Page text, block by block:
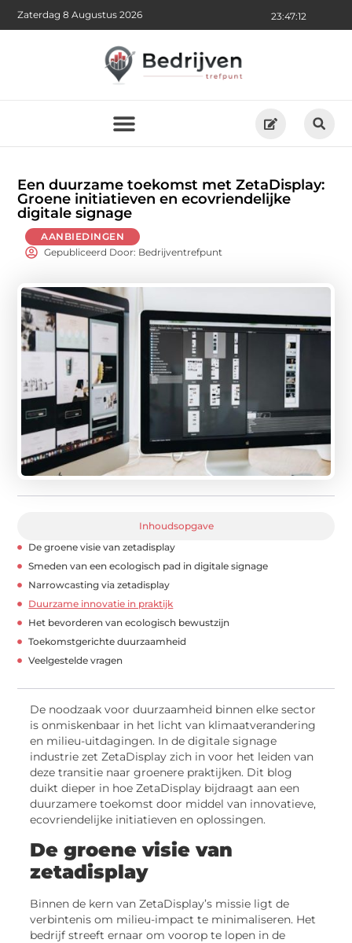
23:47:14
Zaterdag 8 Augustus 2026
Een duurzame toekomst met ZetaDisplay:
Groene initiatieven en ecovriendelijke
digitale signage
AANBIEDINGEN
Gepubliceerd Door: Bedrijventrefpunt
Inhoudsopgave
De groene visie van zetadisplay
Smeden van een ecologisch pad in digitale signage
Narrowcasting via zetadisplay
Duurzame innovatie in praktijk
Het bevorderen van ecologisch bewustzijn
Toekomstgerichte duurzaamheid
Veelgestelde vragen
De noodzaak voor duurzaamheid binnen elke sector
is onmiskenbaar in het licht van klimaatverandering
en milieu-uitdagingen. In de digitale signage
industrie zet ZetaDisplay zich in voor het leiden van
deze transitie naar groenere praktijken. Dit blog
duikt dieper in hoe ZetaDisplay bijdraagt aan een
duurzamere toekomst door middel van innovatieve,
ecovriendelijke initiatieven en oplossingen.
De groene visie van
zetadisplay
Binnen de kern van ZetaDisplay’s missie ligt de
verbintenis om milieu-impact te minimaliseren. Het
bedrijf streeft ernaar om voorop te lopen in de